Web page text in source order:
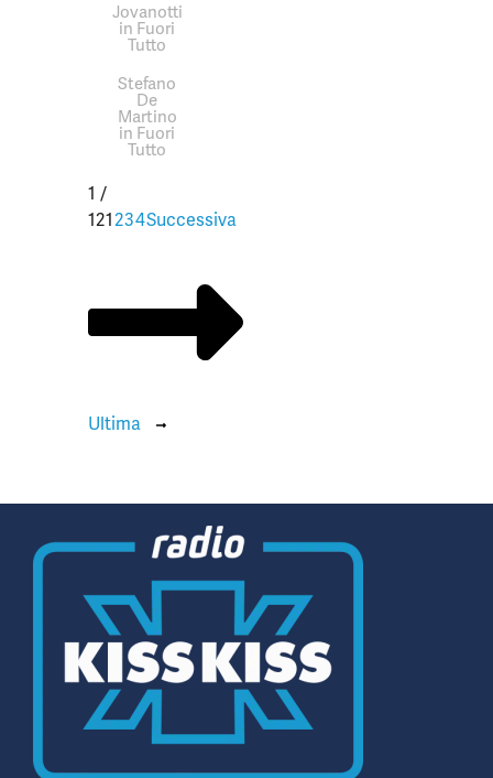
Jovanotti
in Fuori
Tutto
Stefano
De
Martino
in Fuori
Tutto
1 /
121234Successiva
Ultima